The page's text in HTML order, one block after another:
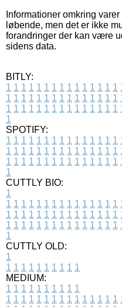
Informationer omkring
løbende, men det er ikke
forandringer der kan være
sidens data.
BITLY:
1 1 1 1 1 1 1 1 1 1 1 1 1 1 1
1 1 1 1 1 1 1 1 1 1 1 1 1 1 1
1 1 1 1 1 1 1 1 1 1 1 1 1 1 1
1
SPOTIFY:
1 1 1 1 1 1 1 1 1 1 1 1 1 1 1
1 1 1 1 1 1 1 1 1 1 1 1 1 1 1
1 1 1 1 1 1 1 1 1 1 1 1 1 1 1
1
CUTTLY BIO:
1
1 1 1 1 1 1 1 1 1 1 1 1 1 1 1
1 1 1 1 1 1 1 1 1 1 1 1 1 1 1
1 1 1 1 1 1 1 1 1 1 1 1 1 1 1
1
CUTTLY OLD:
1
1 1 1 1 1 1 1 1 1 1
MEDIUM:
1 1 1 1 1 1 1 1 1 1
1 1 1 1 1 1 1 1 1 1 1 1 1 1 1